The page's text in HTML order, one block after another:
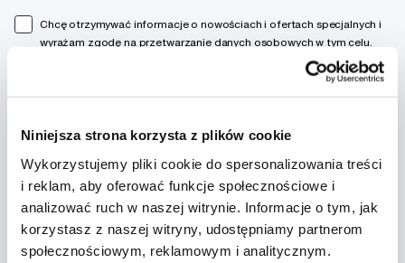
Niniejsza strona korzysta z plików cookie
Wykorzystujemy pliki cookie do spersonalizowania treści
i reklam, aby oferować funkcje społecznościowe i
analizować ruch w naszej witrynie. Informacje o tym, jak
korzystasz z naszej witryny, udostępniamy partnerom
społecznościowym, reklamowym i analitycznym.
Doradzimy
info@profimed.com
Zapytaj o poradę
Chcę otrzymywać informacje o nowościach i ofertach specjalnych i
wyrażam zgodę na przetwarzanie danych osobowychw tym celu.